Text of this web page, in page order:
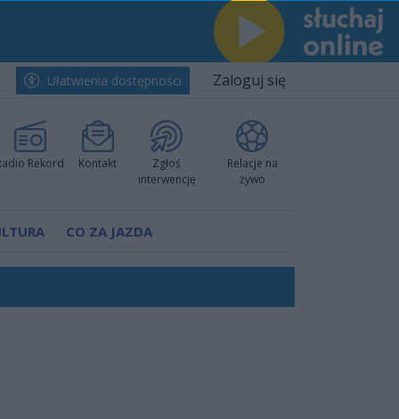
Ułatwienia dostępności Zaloguj się
Rekord Kontakt
Zgłoś
interwencję
Relacje na
żywo
CO ZA JAZDA